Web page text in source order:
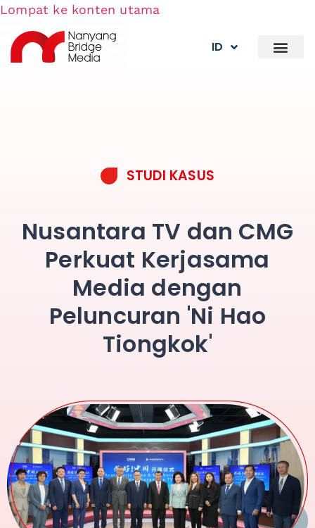
Lompat ke konten utama
ID
STUDI KASUS
Nusantara TV dan CMG
Perkuat Kerjasama
Media dengan
Peluncuran 'Ni Hao
Tiongkok'